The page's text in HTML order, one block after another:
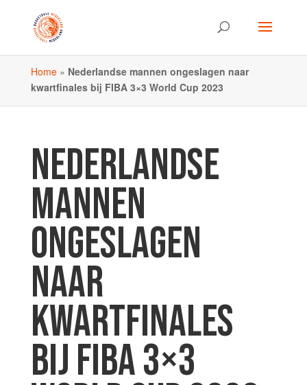
Home» Nederlandse mannen ongeslagen naar
kwartfinales bij FIBA 3×3 World Cup 2023
NEDERLANDSE
MANNEN
ONGESLAGEN
NAAR
KWARTFINALES
BIJ FIBA 3×3